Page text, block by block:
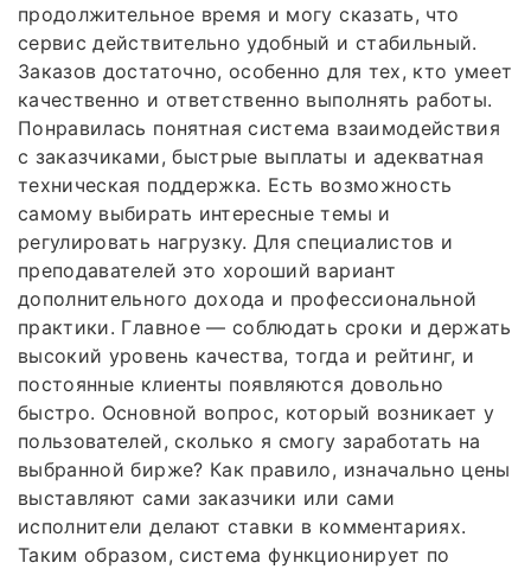
продолжительное время и могу сказать, что
сервис действительно удобный и стабильный.
Заказов достаточно, особенно для тех, кто умеет
качественно и ответственно выполнять работы.
Понравилась понятная система взаимодействия
с заказчиками, быстрые выплаты и адекватная
техническая поддержка. Есть возможность
самому выбирать интересные темы и
регулировать нагрузку. Для специалистов и
преподавателей это хороший вариант
дополнительного дохода и профессиональной
практики. Главное — соблюдать сроки и держать
высокий уровень качества, тогда и рейтинг, и
постоянные клиенты появляются довольно
быстро. Основной вопрос, который возникает у
пользователей, сколько я смогу заработать на
выбранной бирже? Как правило, изначально цены
выставляют сами заказчики или сами
исполнители делают ставки в комментариях.
Таким образом, система функционирует по